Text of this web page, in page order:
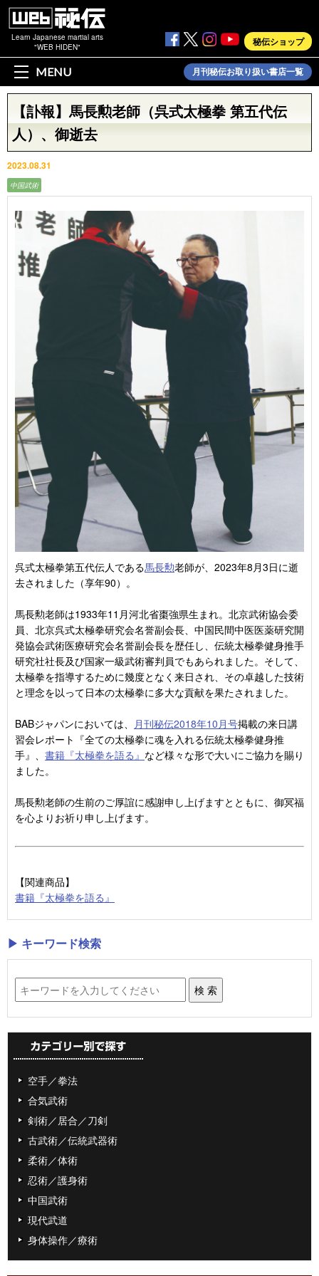
Learn Japanese martial arts
"WEB HIDEN"
秘伝ショップ
MENU 月刊秘伝お取り扱い書店一覧
【訃報】馬長勲老師（呉式太極拳 第五代伝
人）、御逝去
2023.08.31
中国武術
呉式太極拳第五代伝人である馬長勲老師が、2023年8月3日に逝
去されました（享年90）。
馬長勲老師は1933年11月河北省棗強県生まれ。北京武術協会委
員、北京呉式太極拳研究会名誉副会長、中国民間中医医薬研究開
発協会武術医療研究会名誉副会長を歴任し、伝統太極拳健身推手
研究社社長及び国家一級武術審判員でもあられました。そして、
太極拳を指導するために幾度となく来日され、その卓越した技術
と理念を以って日本の太極拳に多大な貢献を果たされました。
BABジャパンにおいては、 月刊秘伝2018年10月号掲載の来日講
習会レポート『全ての太極拳に魂を入れる伝統太極拳健身推
手』、 書籍『太極拳を語る』 など様々な形で大いにご協力を賜り
ました。
馬長勲老師の生前のご厚誼に感謝申し上げますとともに、御冥福
を心よりお祈り申し上げます。
【関連商品】
書籍『太極拳を語る』
▶ キーワード検索
空手／拳法
合気武術
剣術／居合／刀剣
古武術／伝統武器術
柔術／体術
忍術／護身術
中国武術
現代武道
身体操作／療術